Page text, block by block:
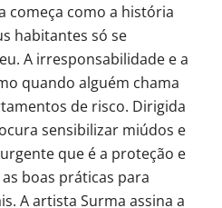
começa como a história
habitantes só se
A irresponsabilidade e a
quando alguém chama
de risco. Dirigida
sensibilizar miúdos e
que é a proteção e
boas práticas para
A artista Surma assina a